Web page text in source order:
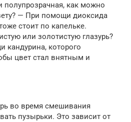
полупрозрачная, как можно
— При помощи диоксида
стоит по капельке.
или золотистую глазурь?
которого
цвет стал внятным и
во время смешивания
пузырьки. Это зависит от